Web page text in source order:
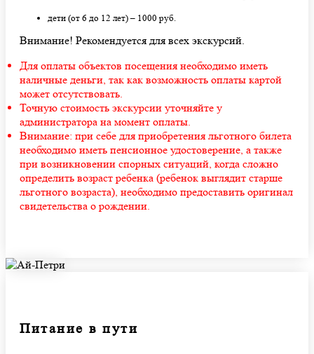
дети (от 6 до 12 лет) – 1000 руб.
Внимание! Рекомендуется для всех экскурсий.
Для оплаты объектов посещения необходимо иметь
наличные деньги, так как возможность оплаты картой
может отсутствовать.
Точную стоимость экскурсии уточняйте у
администратора на момент оплаты.
Внимание: при себе для приобретения льготного билета
необходимо иметь пенсионное удостоверение, а также
при возникновении спорных ситуаций, когда сложно
определить возраст ребенка (ребенок выглядит старше
льготного возраста), необходимо предоставить оригинал
свидетельства о рождении.
Питание в пути